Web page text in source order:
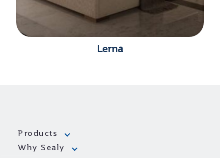
Lerna
Products
Why Sealy